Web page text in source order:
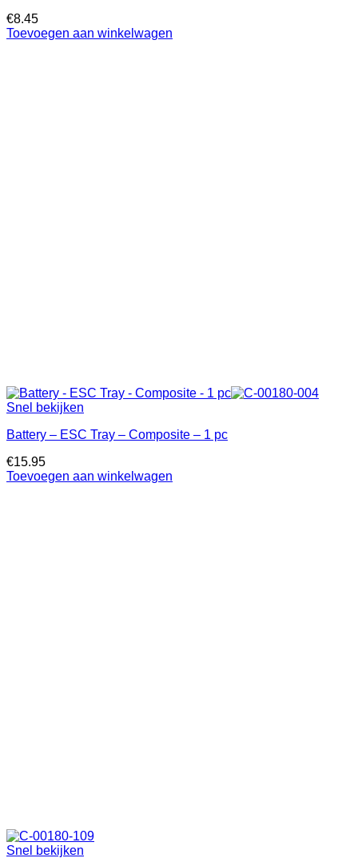
€8.45
Toevoegen aan winkelwagen
Snel bekijken
Battery – ESC Tray – Composite – 1 pc
€15.95
Toevoegen aan winkelwagen
Snel bekijken